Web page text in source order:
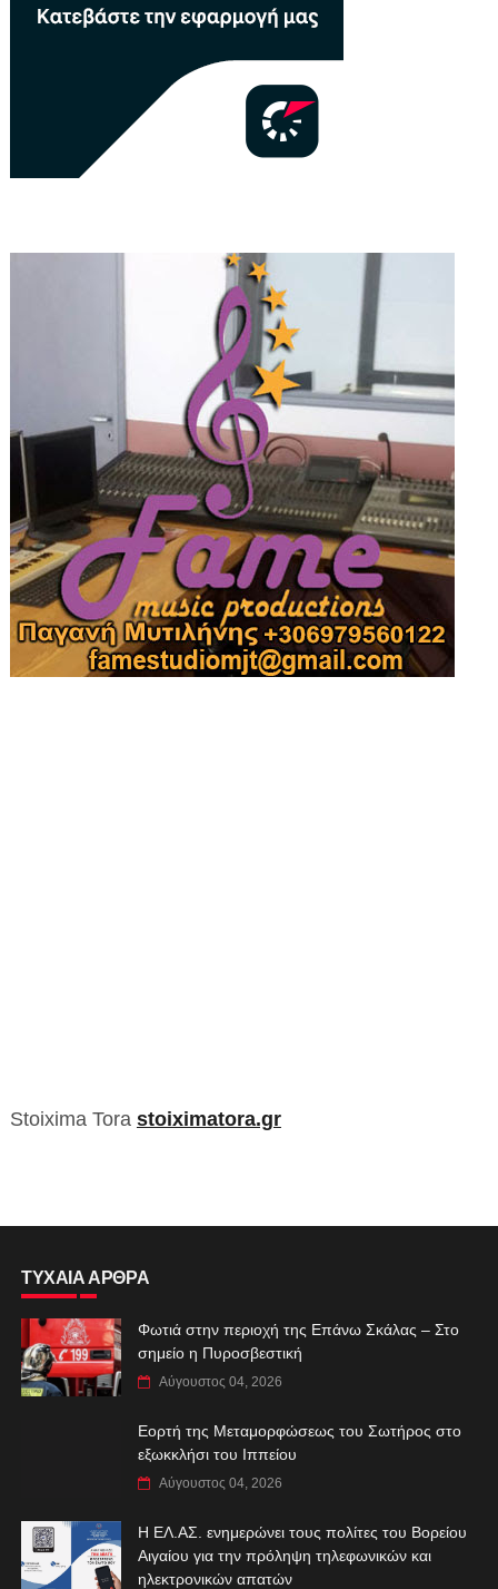
Stoixima Tora stoiximatora.gr
ΤΥΧΑΙΑ ΑΡΘΡΑ
Φωτιά στην περιοχή της Επάνω Σκάλας – Στο
σημείο η Πυροσβεστική
Αύγουστος 04, 2026
Εορτή της Μεταμορφώσεως του Σωτήρος στο
εξωκκλήσι του Ιππείου
Αύγουστος 04, 2026
Η ΕΛ.ΑΣ. ενημερώνει τους πολίτες του Βορείου
Αιγαίου για την πρόληψη τηλεφωνικών και
ηλεκτρονικών απατών